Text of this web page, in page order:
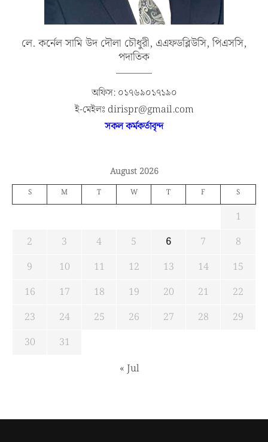
লে. কর্নেল সামি উদ দৌলা চৌধুরী, এএফডব্লিউসি, পিএসসি,
পদাতিক
অফিস: ০১৭৬৯০১৭১৯০
ই-মেইলঃ dirispr@gmail.com
সকল কর্মকর্তাবৃন্দ
August 2026
S M T W T F S
1
2
3 4 5 6 7
8
9
10 11 12 13 14
15
16
17 18 19 20 21
22
23
24 25 26 27 28
29
30
31
« Jul